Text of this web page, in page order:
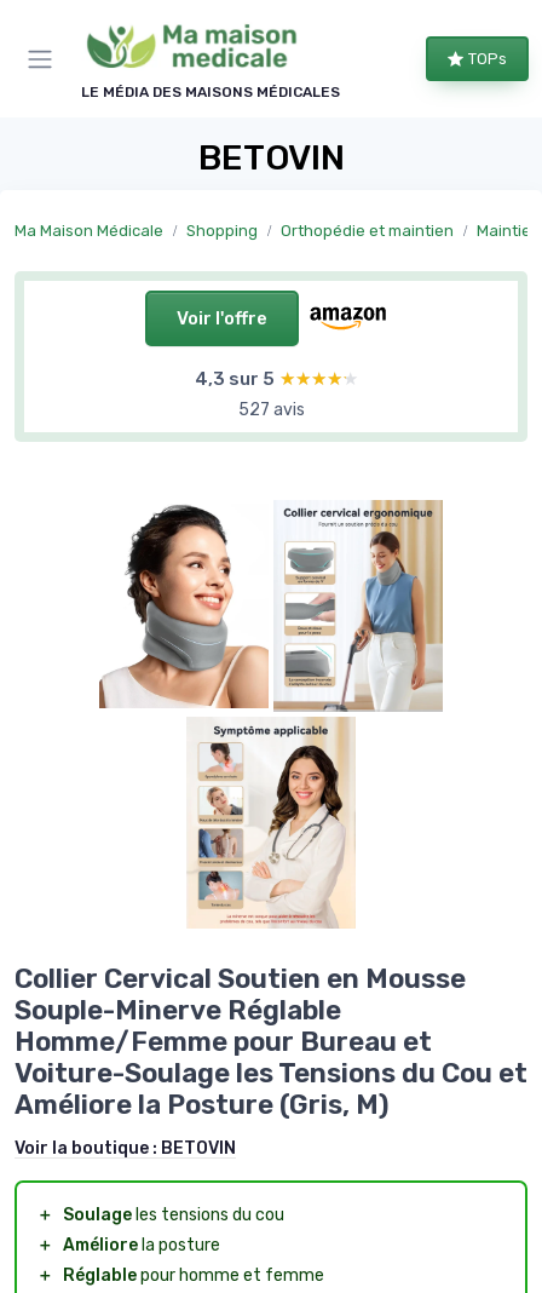
LE MÉDIA DES MAISONS MÉDICALES
TOPs
BETOVIN
Ma Maison Médicale Shopping Orthopédie et maintien
Voir l'offre
4,3 sur 5 ★★★★★
★★★★★
527 avis
Collier Cervical Soutien en Mousse
Souple-Minerve Réglable
Homme/Femme pour Bureau et
Voiture-Soulage les Tensions du Cou et
Améliore la Posture (Gris, M)
Voir la boutique : BETOVIN
＋ Soulage les tensions du cou
＋ Améliore la posture
＋
Réglablepour homme et femme